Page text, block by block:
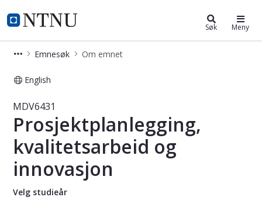
NTNU Hjemmeside
Studier Søk Meny
Emnesøk Om emnet
English
Emne - Prosjektplanlegging,
MDV6431
Prosjektplanlegging,
kvalitetsarbeid og
innovasjon
Velg studieår